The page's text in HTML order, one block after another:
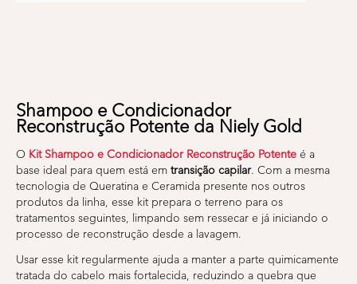
Shampoo e Condicionador
Reconstrução Potente da Niely Gold
O Kit Shampoo e Condicionador Reconstrução Potente é a
base ideal para quem está em transição capilar. Com a mesma
tecnologia de Queratina e Ceramida presente nos outros
produtos da linha, esse kit prepara o terreno para os
tratamentos seguintes, limpando sem ressecar e já iniciando o
processo de reconstrução desde a lavagem.
Usar esse kit regularmente ajuda a manter a parte quimicamente
tratada do cabelo mais fortalecida, reduzindo a quebra que